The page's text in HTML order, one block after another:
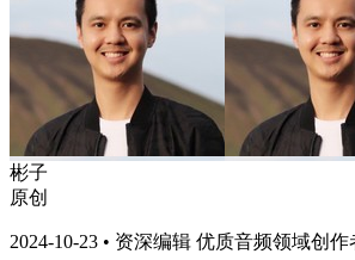
彬子
原创
2024-10-23 • 资深编辑 优质音频领域创作